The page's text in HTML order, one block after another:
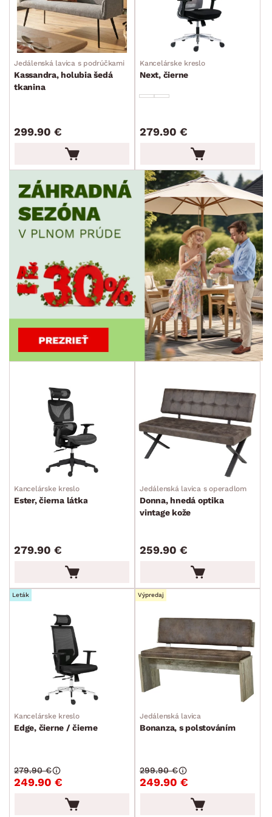
ROZMERY
max.
min. max. cm
min. cm max. cm
MATERIÁL
FUNKCIE
MIESTNOSŤ
ZNAČKA
SKLADOVOSŤ
Jedálenská lavica s podrúčkami
Kassandra, holubia šedá
tkanina
299.90 €
Kancelárske kreslo
Next, čierne
279.90 €
Kancelárske kreslo
Ester, čierna látka
279.90 €
Jedálenská lavica s operadlom
Donna, hnedá optika
vintage kože
259.90 €
Leták
Kancelárske kreslo
Edge, čierne / čierne
249.90 €
279.90 €
Výpredaj
Jedálenská lavica
Bonanza, s polstováním
249.90 €
299.90 €